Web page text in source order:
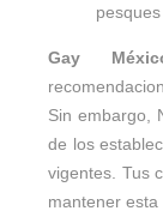
Gay
Sin embargo,
de los
vigentes. Tus
mantener esta